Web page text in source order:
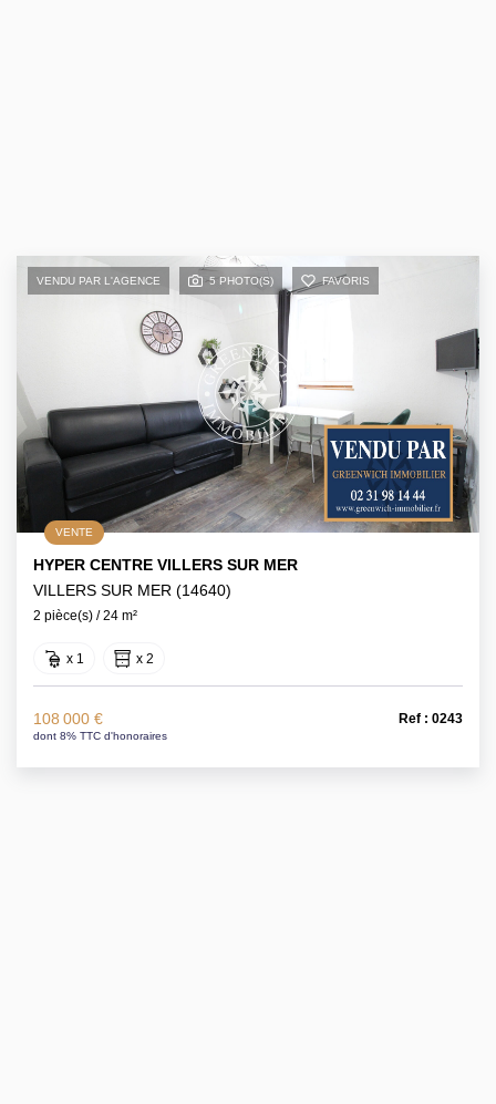
VENDU PAR L'AGENCE 5 PHOTO(S) FAVORIS
VENTE
HYPER CENTRE VILLERS SUR MER
VILLERS SUR MER (14640)
2 pièce(s) / 24 m²
x 1 x 2
108 000 €
dont 8% TTC d'honoraires
Ref : 0243